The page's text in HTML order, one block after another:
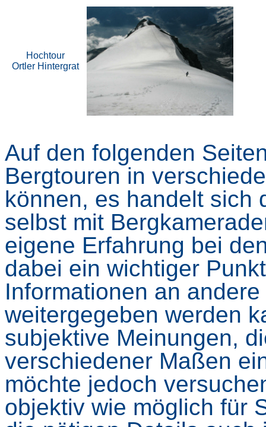
Hochtour
Ortler Hintergrat
Auf den folgenden
Bergtouren in
können, es handelt sich
selbst mit
eigene Erfahrung bei
dabei ein wichtiger
Informationen an
weitergegeben werden
subjektive Meinungen,
verschiedener Maßen
möchte jedoch
objektiv wie möglich für